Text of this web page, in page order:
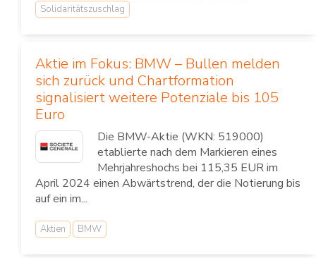
Solidaritätszuschlag
Aktie im Fokus: BMW – Bullen melden
sich zurück und Chartformation
signalisiert weitere Potenziale bis 105
Euro
Die BMW-Aktie (WKN: 519000)
etablierte nach dem Markieren eines
Mehrjahreshochs bei 115,35 EUR im
April 2024 einen Abwärtstrend, der die Notierung bis
auf ein im...
Aktien BMW